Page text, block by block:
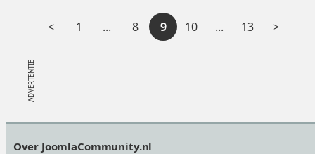
V
1 ... Tussenliggende
8 9 10 ... Tussenliggende
13
V
Over JoomlaCommunity.nl